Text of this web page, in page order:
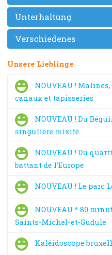
Unterhaltung
Verschiedenes
Unsere Lieblinge
NOUVEAU !
canaux et tapisseries
NOUVEAU ! Du
singulière mixité
NOUVEAU ! Du
battant de l’Europe
NOUVEAU ! Le parc
NOUVEAU * 80
Saints-Michel-et-Gudule
Kaléidoscope